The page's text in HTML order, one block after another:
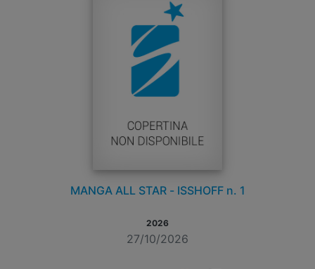
MANGA ALL STAR - ISSHOFF n. 1
2026
27/10/2026